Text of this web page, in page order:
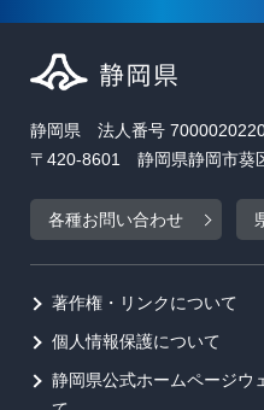
静岡県 法人番号
〒420-8601 静岡県静岡市葵
各種お問い合わせ
著作権・リンクについて
個人情報保護について
静岡県公式ホームページウ